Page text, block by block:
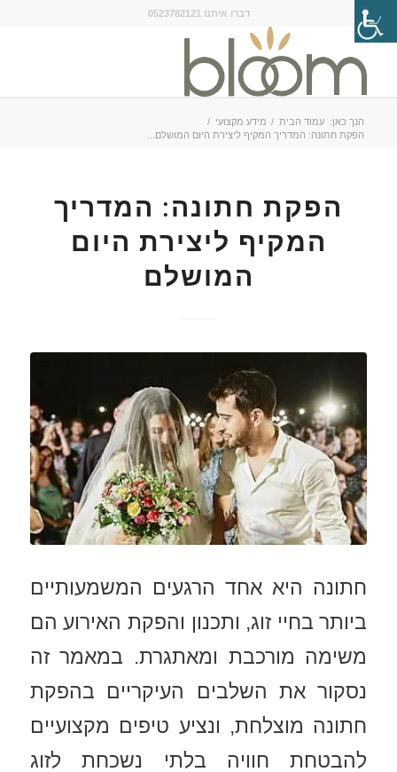
דברו איתנו 0523782121
הנך כאן: עמוד הבית / מידע מקצועי /
הפקת חתונה: המדריך המקיף ליצירת היום המושלם...
הפקת חתונה: המדריך
המקיף ליצירת היום
המושלם
חתונה היא אחד הרגעים המשמעותיים
ביותר בחיי זוג, ותכנון והפקת האירוע הם
משימה מורכבת ומאתגרת. במאמר זה
נסקור את השלבים העיקריים בהפקת
חתונה מוצלחת, ונציע טיפים מקצועיים
להבטחת חוויה בלתי נשכחת לזוג